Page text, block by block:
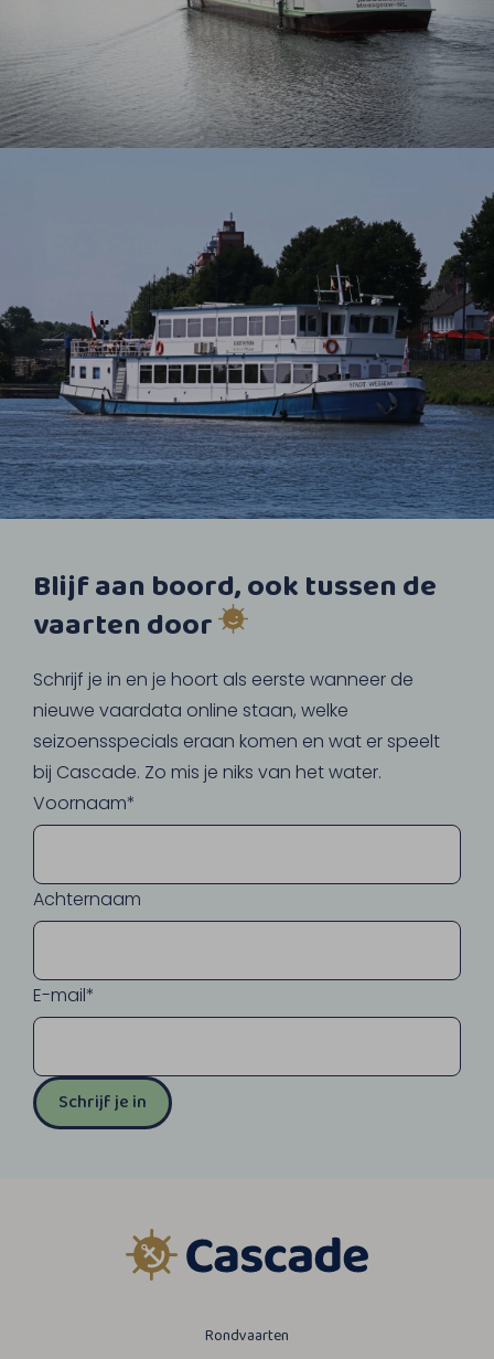
Blijf aan boord, ook tussen de
vaarten door
Schrijf je in en je hoort als eerste wanneer de
nieuwe vaardata online staan, welke
seizoensspecials eraan komen en wat er speelt
bij Cascade. Zo mis je niks van het water.
Voornaam*
Achternaam
E-mail*
Schrijf je in
Rondvaarten